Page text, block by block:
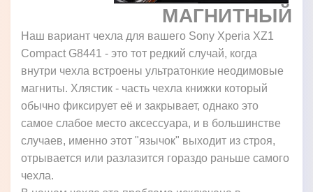
МАГНИТНЫЙ
Наш вариант чехла для вашего Sony Xperia XZ1
Compact G8441 - это тот редкий случай, когда
внутри чехла встроены ультратонкие неодимовые
магниты. Хлястик - часть чехла книжки который
обычно фиксирует её и закрывает, однако это
самое слабое место аксессуара, и в большинстве
случаев, именно этот "язычок" выходит из строя,
отрывается или разлазится гораздо раньше самого
чехла.